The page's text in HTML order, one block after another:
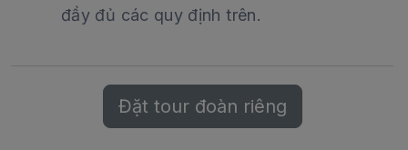
đầy đủ các quy định trên.
Đặt tour đoàn riêng